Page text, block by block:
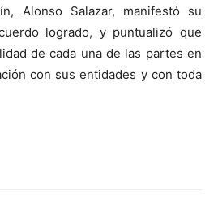
Alonso Salazar, manifestó su
logrado, y puntualizó que
de cada una de las partes en
con sus entidades y con toda